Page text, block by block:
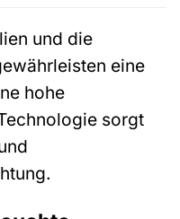
und die
eine
hohe
sorgt